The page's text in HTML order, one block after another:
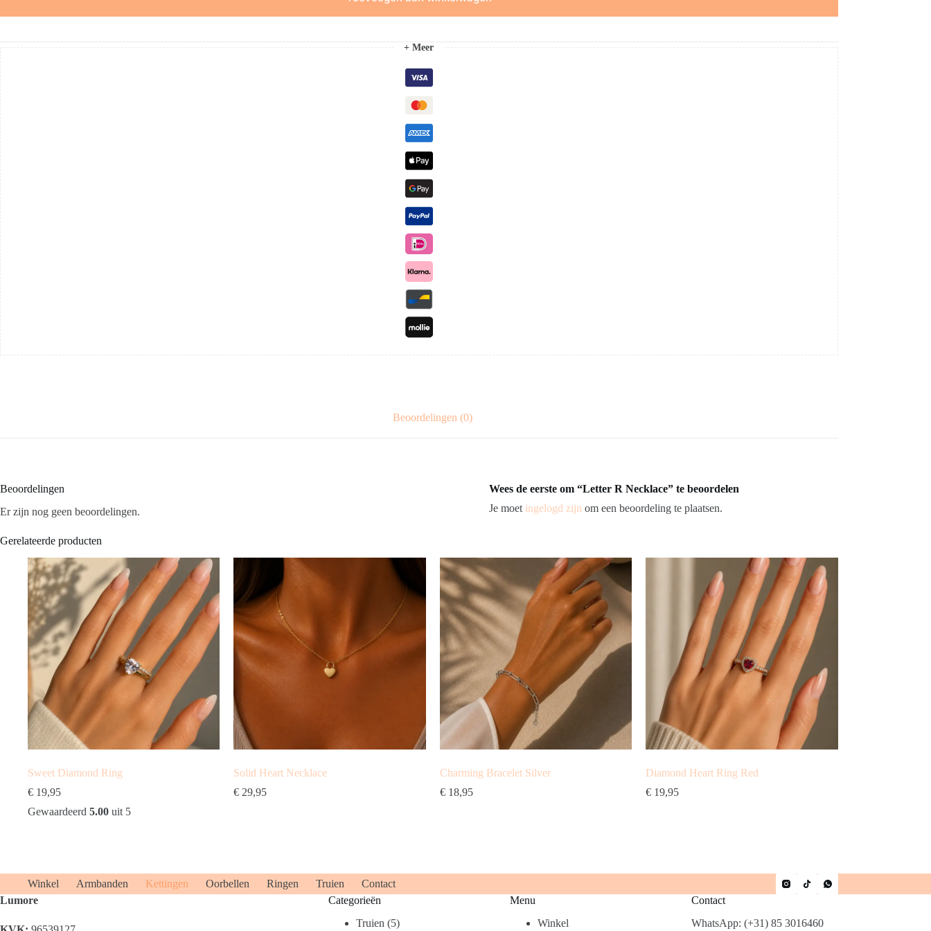
+ Meer
Beoordelingen (0)
Beoordelingen
Er zijn nog geen beoordelingen.
Wees de eerste om “Letter R Necklace” te beoordelen
Je moet ingelogd zijn om een beoordeling te plaatsen.
Gerelateerde producten
Sweet Diamond Ring
€ 19,95
Gewaardeerd 5.00 uit 5
Solid Heart Necklace
€ 29,95
Charming Bracelet Silver
€18,95
Diamond Heart Ring Red
€ 19,95
Winkel Armbanden Kettingen Oorbellen Ringen Truien
Contact
Lumore
Categorieën
Truien 55
Menu
Winkel
Contact
WhatsApp: (+31) 85 3016460